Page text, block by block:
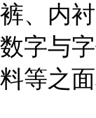
裤、内
数字与
料等之